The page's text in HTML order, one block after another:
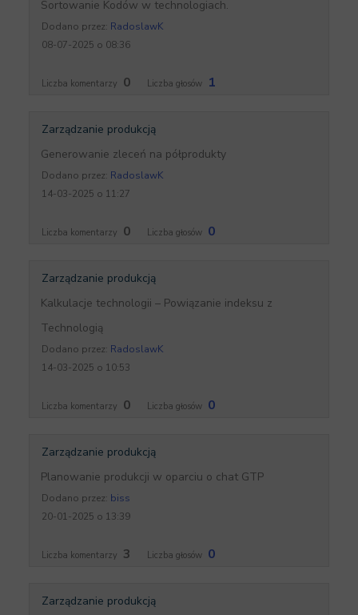
Sortowanie Kodów w technologiach.
Dodano przez: RadoslawK
08-07-2025 o 08:36
Liczba komentarzy 0 Liczba głosów 1
Zarządzanie produkcją
Generowanie zleceń na półprodukty
Dodano przez: RadoslawK
14-03-2025 o 11:27
Liczba komentarzy 0 Liczba głosów 0
Zarządzanie produkcją
Kalkulacje technologii – Powiązanie indeksu z
Technologią
Dodano przez: RadoslawK
14-03-2025 o 10:53
Liczba komentarzy 0 Liczba głosów 0
Zarządzanie produkcją
Planowanie produkcji w oparciu o chat GTP
Dodano przez: biss
20-01-2025 o 13:39
Liczba komentarzy 3 Liczba głosów 0
Zarządzanie produkcją